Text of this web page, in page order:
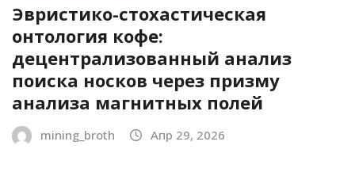
Эвристико-стохастическая
онтология кофе:
децентрализованный анализ
поиска носков через призму
анализа магнитных полей
mining_broth Апр 29, 2026